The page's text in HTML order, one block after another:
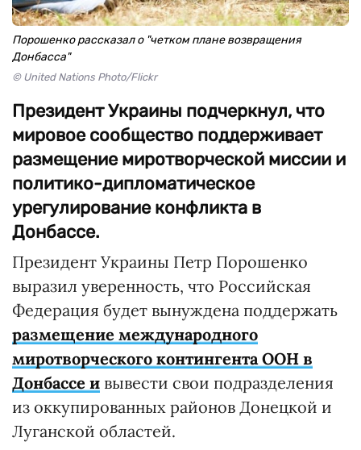
Порошенко рассказал о "четком плане возвращения
Донбасса"
© United Nations Photo/Flickr
Президент Украины подчеркнул, что
мировое сообщество поддерживает
размещение миротворческой миссии и
политико-дипломатическое
урегулирование конфликта в
Донбассе.
Президент Украины Петр Порошенко
выразил уверенность, что Российская
Федерация будет вынуждена поддержать
размещение международного
миротворческого контингента ООН в
Донбассе и вывести свои подразделения
из оккупированных районов Донецкой и
Луганской областей.